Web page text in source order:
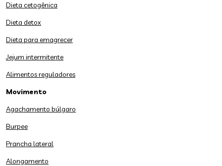
Dieta cetogênica
Dieta detox
Dieta para emagrecer
Jejum intermitente
Alimentos reguladores
Movimento
Agachamento búlgaro
Burpee
Prancha lateral
Alongamento